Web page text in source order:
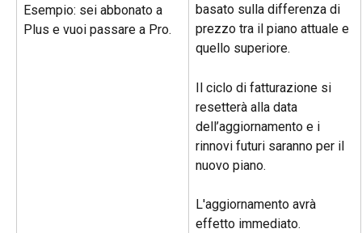
Esempio: sei abbonato a
Plus e vuoi passare a Pro.
basato sulla differenza di
prezzo tra il piano attuale e
quello superiore.
Il ciclo di fatturazione si
resetterà alla data
dell’aggiornamento e i
rinnovi futuri saranno per il
nuovo piano.
L'aggiornamento avrà
effetto immediato.